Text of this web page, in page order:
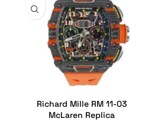
Richard Mille RM 11-03
McLaren Replica